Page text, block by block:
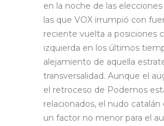
en la noche de las
las que VOX irrumpió con
reciente vuelta a posiciones
izquierda en los últimos
alejamiento de aquella
transversalidad. Aunque el
el retroceso de Podemos
relacionados, el nudo catalán
un factor no menor para el